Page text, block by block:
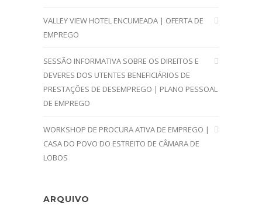
VALLEY VIEW HOTEL ENCUMEADA | OFERTA DE
EMPREGO
SESSÃO INFORMATIVA SOBRE OS DIREITOS E
DEVERES DOS UTENTES BENEFICIÁRIOS DE
PRESTAÇÕES DE DESEMPREGO | PLANO PESSOAL
DE EMPREGO
WORKSHOP DE PROCURA ATIVA DE EMPREGO |
CASA DO POVO DO ESTREITO DE CÂMARA DE
LOBOS
ARQUIVO